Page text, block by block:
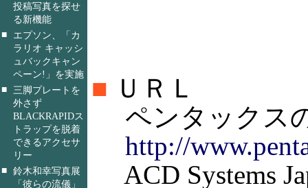
投稿写真を探せ
る新機能
■
エプソン、「カ
ラリオ キャッシ
ュバックキャン
ペーン!」を実施
■ 三脚プレートを
外さず
BLACKRAPIDス
トラップを脱着
できるアクセサ
リー
■ 鈴木和幸写真展
「彼らの流儀」
■ ＵＲＬ
ペンタックス
http://
ACD Systems